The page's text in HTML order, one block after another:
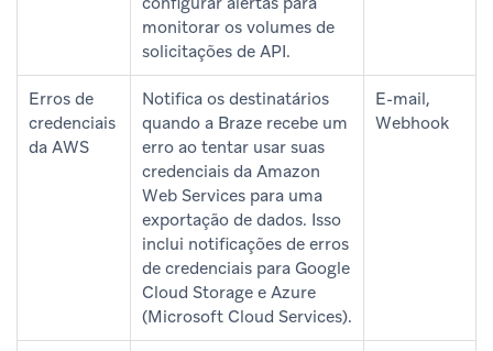
monitorar os volumes de
solicitações de API.
Erros de
credenciais
da AWS
Notifica os destinatários
quando a Braze recebe um
erro ao tentar usar suas
credenciais da Amazon
Web Services para uma
exportação de dados. Isso
inclui notificações de erros
de credenciais para Google
Cloud Storage e Azure
(Microsoft Cloud Services).
E-mail,
Webhook